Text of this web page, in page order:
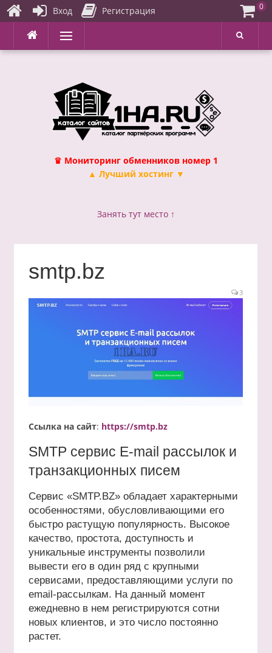
Перейти
содержимому
Меню
♛ Мониторинг обменников номер 1
▲ Лучший хостинг ▼
Занять тут место ↑
smtp.bz
3
Ссылка на сайт: https://smtp.bz
SMTP сервис E-mail рассылок и
транзакционных писем
Сервис «SMTP.BZ» обладает характерными
особенностями, обусловливающими его
быстро растущую популярность. Высокое
качество, простота, доступность и
уникальные инструменты позволили
вывести его в один ряд с крупными
сервисами, предоставляющими услуги по
email-рассылкам. На данный момент
ежедневно в нем регистрируются сотни
новых клиентов, и это число постоянно
растет.
Вход Регистрация 0